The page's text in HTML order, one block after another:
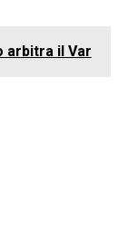
arbitra il Var